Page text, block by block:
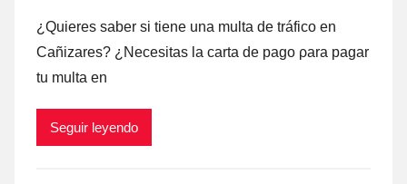
¿Quieres saber ѕi tiene una multa dе tráfico en
Cañizares? ¿Necesitas la carta dе pago ρara pagar
tu multa en
Seguir leyendo